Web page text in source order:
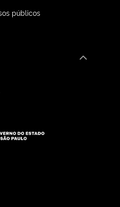
públicos